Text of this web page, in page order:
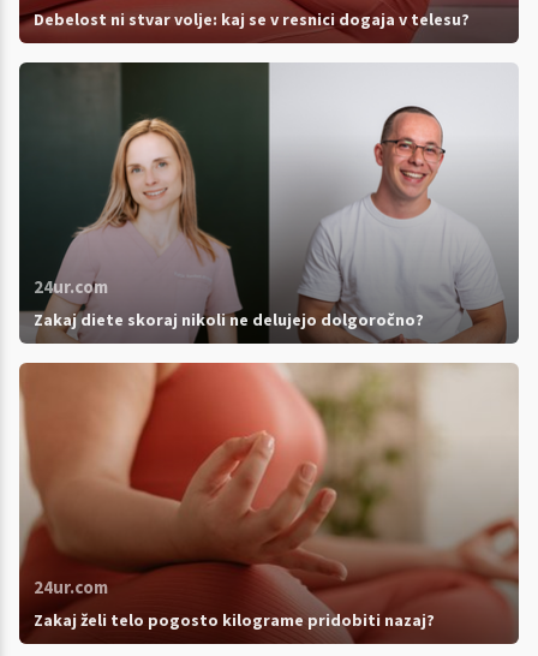
Debelost ni stvar volje: kaj se v resnici dogaja v telesu?
24ur.com
Zakaj diete skoraj nikoli ne delujejo dolgoročno?
24ur.com
Zakaj želi telo pogosto kilograme pridobiti nazaj?